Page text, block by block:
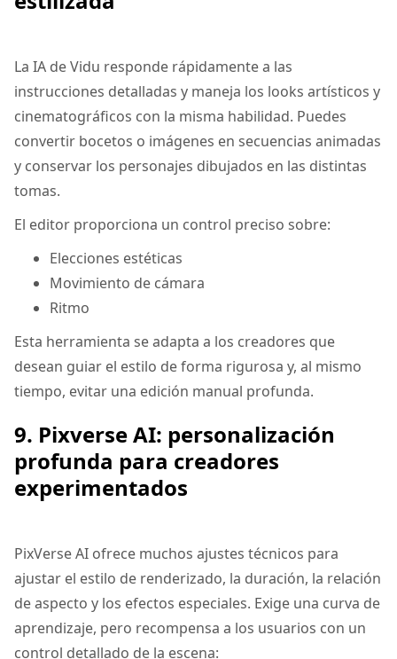
La IA de Vidu responde rápidamente a las
instrucciones detalladas y maneja los looks artísticos y
cinematográficos con la misma habilidad. Puedes
convertir bocetos o imágenes en secuencias animadas
y conservar los personajes dibujados en las distintas
tomas.
El editor proporciona un control preciso sobre:
Elecciones estéticas
Movimiento de cámara
Ritmo
Esta herramienta se adapta a los creadores que
desean guiar el estilo de forma rigurosa y, al mismo
tiempo, evitar una edición manual profunda.
9. Pixverse AI: personalización
profunda para creadores
experimentados
PixVerse AI ofrece muchos ajustes técnicos para
ajustar el estilo de renderizado, la duración, la relación
de aspecto y los efectos especiales. Exige una curva de
aprendizaje, pero recompensa a los usuarios con un
control detallado de la escena: